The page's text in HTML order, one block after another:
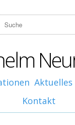
Aktuelles
Kontakt